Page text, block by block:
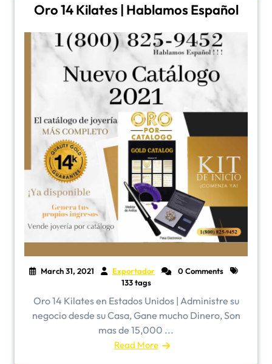
Oro 14 Kilates | Hablamos Español
March 31, 2021 Exportador
0 Comments
133 tags
Oro 14 Kilates en Estados Unidos | Administre su
negocio desde su Casa, Gane mucho Dinero, Son
mas de 15,000 ...
Read More